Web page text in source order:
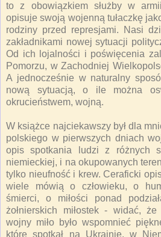
to z obowiązkiem służby w
opisuje swoją wojenną tułaczkę
rodziny przed represjami. Nasi
zakładnikami nowej sytuacji
Od ich lojalności i poświęcenia
Pomorzu, w Zachodniej
A jednocześnie w naturalny
nową sytuacją, o ile można
okrucieństwem, wojną.
W książce najciekawszy był dla
polskiego w pierwszych dniach
opis spotkania ludzi z różnych
niemieckiej, i na okupowanych
tylko nieufność i krew. Ceraficki
wiele mówią o człowieku, o
śmierci, o miłości ponad
żołnierskich miłostek - widać,
wojny miło było wspomnieć
które spotkał na Ukrainie, w